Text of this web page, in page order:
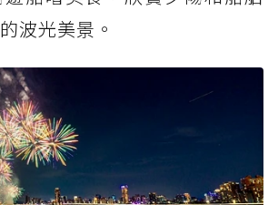
波光美景。